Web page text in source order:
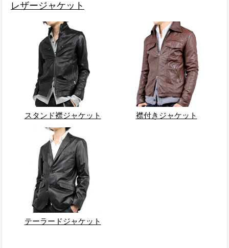
レザージャケット
スタンド襟ジャケット 襟付きジャケット
テーラードジャケット